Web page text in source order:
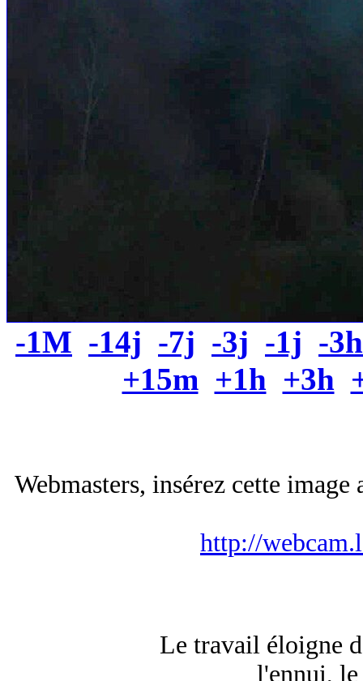
-1M -14j -7j -3j -1j -3h
+15m +1h +3h
Webmasters, insérez cette
http://
Le travail éloigne
l'ennui, le